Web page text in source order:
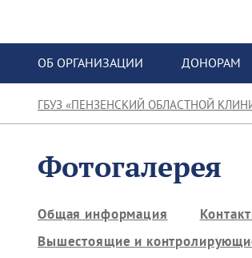
ОБ ОРГАНИЗАЦИИ ДОНОРАМ
ГБУЗ «ПЕНЗЕНСКИЙ ОБЛАСТНОЙ
Фотогалерея
Общая информация
Вышестоящие и